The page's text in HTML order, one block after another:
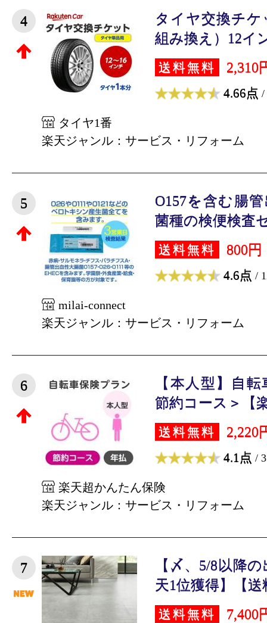
4
タイヤ交換チ
組み換え）12イ
送料無料 2,310
4.66点 /
タイヤ1番
楽天ジャンル：サービス・リフォーム
5
O157を含む腸
菌種の検便検査
送料無料 800円
4.6点 /
milai-connect
楽天ジャンル：サービス・リフォーム
6
【本人型】自
節約コース＞【
送料無料 2,220
4.1点 /
楽天超かんたん保険
楽天ジャンル：サービス・リフォーム
7
【〆、5/8以降
天1位獲得】【送
送料無料 7,400